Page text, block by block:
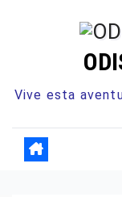
Vive esta